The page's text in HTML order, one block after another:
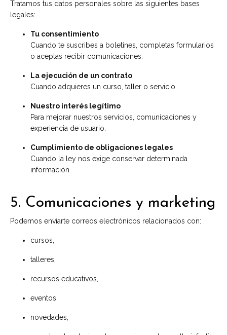
Tratamos tus datos personales sobre las siguientes bases
legales:
Tu consentimiento
Cuando te suscribes a boletines, completas formularios
o aceptas recibir comunicaciones.
La ejecución de un contrato
Cuando adquieres un curso, taller o servicio.
Nuestro interés legítimo
Para mejorar nuestros servicios, comunicaciones y
experiencia de usuario.
Cumplimiento de obligaciones legales
Cuando la ley nos exige conservar determinada
información.
5. Comunicaciones y marketing
Podemos enviarte correos electrónicos relacionados con:
cursos,
talleres,
recursos educativos,
eventos,
novedades,